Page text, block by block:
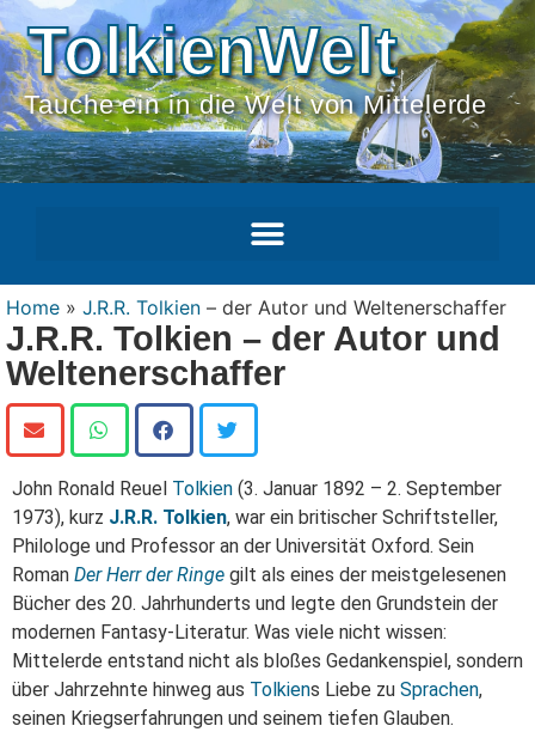
TolkienWelt
Tauche ein in die Welt von Mittelerde
Home » J.R.R. Tolkien – der Autor und Weltenerschaffer
J.R.R. Tolkien – der Autor und
Weltenerschaffer
John Ronald Reuel Tolkien (3. Januar 1892 – 2. September
1973), kurz J.R.R. Tolkien, war ein britischer Schriftsteller,
Philologe und Professor an der Universität Oxford. Sein
Roman Der Herr der Ringe gilt als eines der meistgelesenen
Bücher des 20. Jahrhunderts und legte den Grundstein der
modernen Fantasy-Literatur. Was viele nicht wissen:
Mittelerde entstand nicht als bloßes Gedankenspiel, sondern
über Jahrzehnte hinweg aus Tolkiens Liebe zu Sprachen,
seinen Kriegserfahrungen und seinem tiefen Glauben.